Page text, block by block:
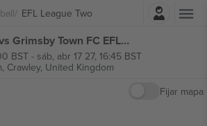
EFL League Two
Iniciar sesión
Crawley Town FC vs Grimsby Town FC EFL League Two entradas
BST- sáb, abr 17 27, 16:45 BST
Crawley, United Kingdom
Fijar mapa